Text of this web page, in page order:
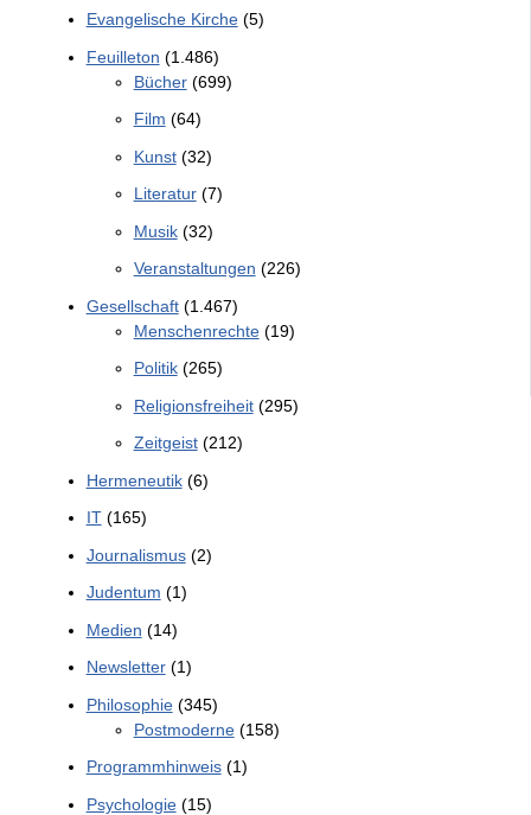
Evangelische Kirche(5)
Feuilleton (1.486)
Bücher(699)
Film (64)
Kunst(32)
Literatur(7)
Musik(32)
Veranstaltungen (226)
Gesellschaft(1.467)
Menschenrechte(19)
Politik(265)
Religionsfreiheit(295)
Zeitgeist(212)
Hermeneutik(6)
IT(165)
Journalismus(2)
Judentum (1)
Medien (14)
Newsletter(1)
Philosophie(345)
Postmoderne(158)
Programmhinweis(1)
Psychologie(15)